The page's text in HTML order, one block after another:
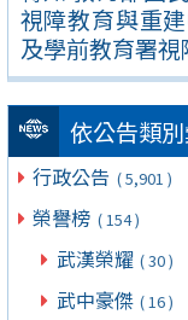
視障教育與重
及學前教育署視
依公告類
行政公告 ( 5,901 )
榮譽榜 ( 154 )
武漢榮耀 ( 30 )
武中豪傑 ( 16 )